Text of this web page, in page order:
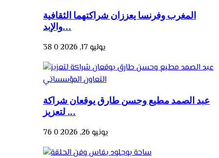
المغرب وفرنسا يعززان شراكتهما الثقافية
والإبد...
يوليو 17, 2026 0
38
عبد الصمد مطيع وحسن طارق يوقعان شراكة
لتعزيز ...
يونيو 26, 2026 0
76